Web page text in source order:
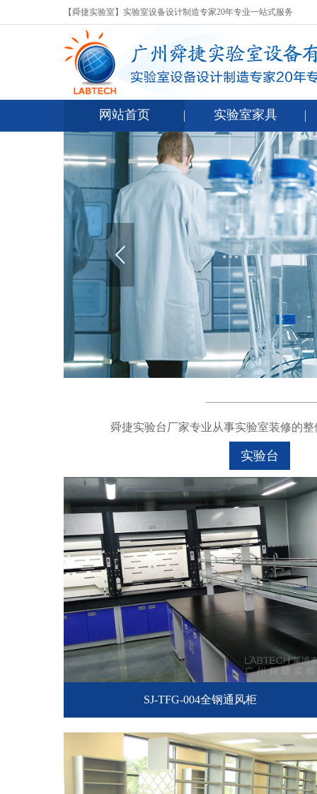
【舜捷实验室】实验室设备设计制造专家20年专业一站式服务
网站首页 实验室家具
舜捷实验台厂家专业从事实验室装修的
实验台
SJ-TFG-004全钢通风柜